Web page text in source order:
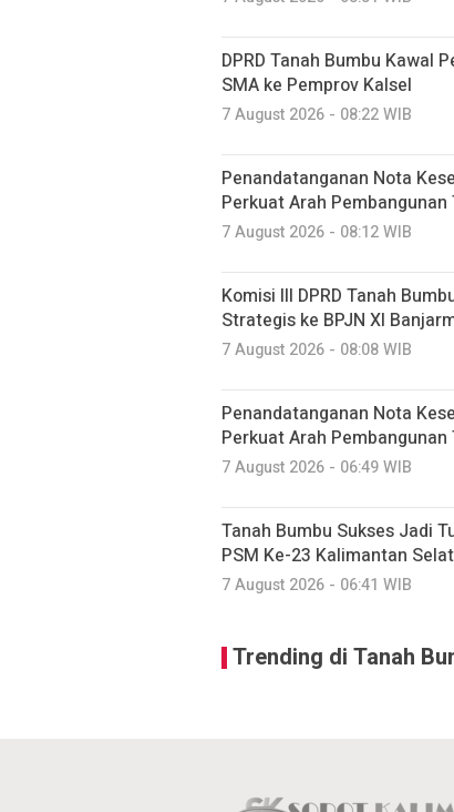
DPRD Tanah Bumbu Kawal
SMA ke Pemprov Kalsel
7 August 2026 - 08:22 WIB
Penandatanganan Nota
Perkuat Arah Pembangunan
7 August 2026 - 08:12 WIB
Komisi III DPRD Tanah
Strategis ke BPJN XI
7 August 2026 - 08:08 WIB
Penandatanganan Nota
Perkuat Arah Pembangunan
7 August 2026 - 06:49 WIB
Tanah Bumbu Sukses Jadi
PSM Ke-23 Kalimantan
7 August 2026 - 06:41 WIB
Trending di Tanah